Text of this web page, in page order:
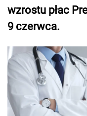
wzrostu płac
9 czerwca.